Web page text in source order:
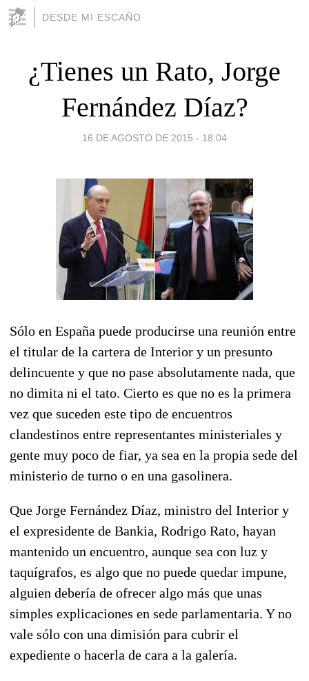
DESDE MI ESCAÑO
¿Tienes un Rato, Jorge
Fernández Díaz?
16 DE AGOSTO DE 2015 - 18:04
Sólo en España puede producirse una reunión entre
el titular de la cartera de Interior y un presunto
delincuente y que no pase absolutamente nada, que
no dimita ni el tato. Cierto es que no es la primera
vez que suceden este tipo de encuentros
clandestinos entre representantes ministeriales y
gente muy poco de fiar, ya sea en la propia sede del
ministerio de turno o en una gasolinera.
Que Jorge Fernández Díaz, ministro del Interior y
el expresidente de Bankia, Rodrigo Rato, hayan
mantenido un encuentro, aunque sea con luz y
taquígrafos, es algo que no puede quedar impune,
alguien debería de ofrecer algo más que unas
simples explicaciones en sede parlamentaria. Y no
vale sólo con una dimisión para cubrir el
expediente o hacerla de cara a la galería.